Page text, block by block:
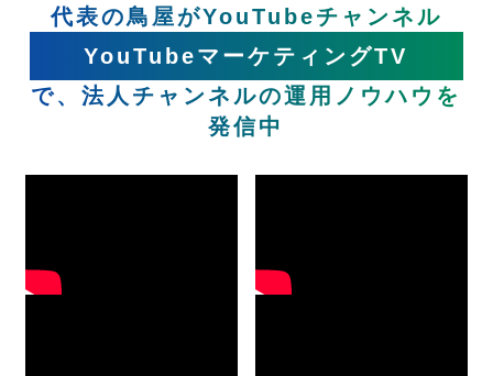
代表の鳥屋がYouTubeチャンネル
YouTubeマーケティングTV
で、法人チャンネルの運用ノウハウを
発信中